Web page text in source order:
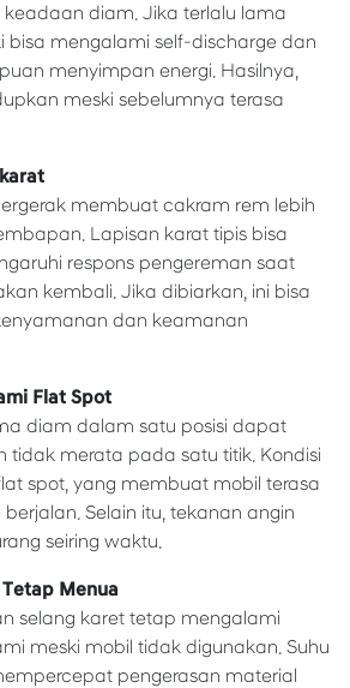
diam. Jika terlalu lama
bisa mengalami self-discharge dan
menyimpan energi. Hasilnya,
meski sebelumnya terasa
membuat cakram rem lebih
Lapisan karat tipis bisa
respons pengereman saat
kembali. Jika dibiarkan, ini bisa
dan keamanan
Flat Spot
diam dalam satu posisi dapat
tidak merata pada satu titik. Kondisi
spot, yang membuat mobil terasa
Selain itu, tekanan angin
seiring waktu.
Menua
selang karet tetap mengalami
meski mobil tidak digunakan. Suhu
pengerasan material